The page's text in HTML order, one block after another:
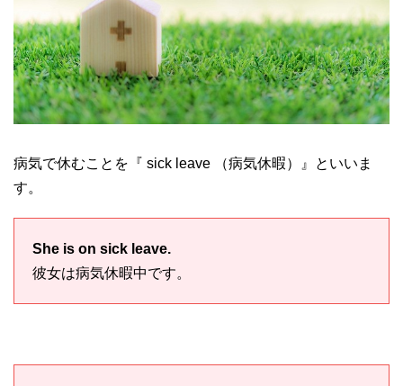
病気で休むことを『 sick leave （病気休暇）』といいま
す。
She is on sick leave.
彼女は病気休暇中です。